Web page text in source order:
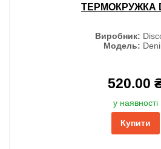
ТЕРМОКРУЖКА
Виробник:
Модель:
520.00
у наявності
Купити